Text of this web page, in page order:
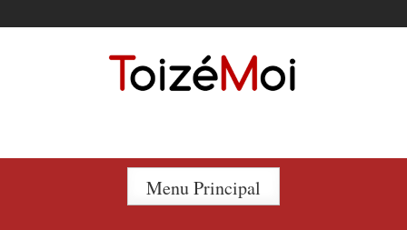
to
Menu Principal